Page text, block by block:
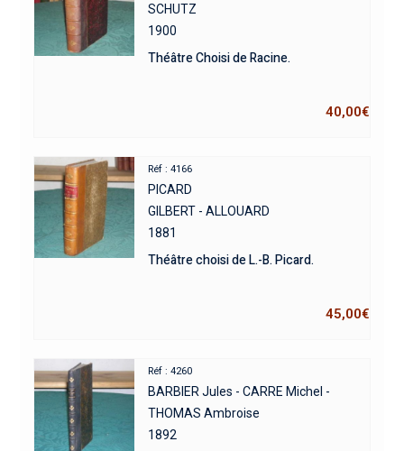
SCHUTZ
1900
Théâtre Choisi de Racine.
40,00€
Réf : 4166
PICARD
GILBERT - ALLOUARD
1881
Théâtre choisi de L.-B. Picard.
45,00€
Réf : 4260
BARBIER Jules - CARRE Michel -
THOMAS Ambroise
1892